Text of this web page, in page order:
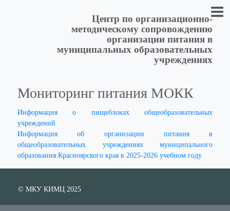
Центр по организационно-
методическому сопровождению
организации питания в
муниципальных образовательных
учреждениях
Мониторинг питания МОКК
Информация о пищеблоках общеобразовательных
учреждений
Информация об организации питания в
общеобразовательных учреждениях муниципального
образования Красноярского края в 2025-2026 учебном году
© МКУ КИМЦ 2025